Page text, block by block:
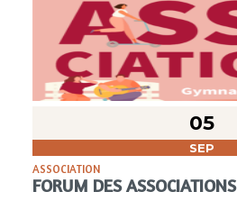
05
SEP
ASSOCIATION
FORUM DES ASSOCIATIONS